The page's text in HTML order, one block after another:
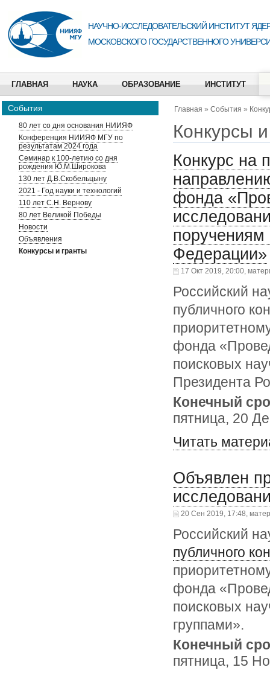
НАУЧНО-ИССЛЕДОВАТЕЛЬСКИЙ ИНСТИТУТ
МОСКОВСКОГО ГОСУДАРСТВЕННОГО
ГЛАВНАЯ НАУКА ОБРАЗОВАНИЕ ИНСТИТУТ
События
80 лет со дня основания НИИЯФ
Конференция НИИЯФ МГУ по
результатам 2024 года
Семинар к 100-летию со дня
рождения Ю.М.Широкова
130 лет Д.В.Скобельцыну
2021 - Год науки и технологий
110 лет С.Н. Вернову
80 лет Великой Победы
Новости
Объявления
Конкурсы и гранты
Главная » События »
Конкурсы
Конкурс на
фонда
поручениям
Федерации»
17 Окт 2019, 20:00,
Российский
публичного
фонда
поисковых
Президента
Конечный
пятница, 20
Читать
Объявлен
20 Сен 2019, 17:48,
Российский
публичного
фонда
поисковых
группами».
Конечный
пятница, 15